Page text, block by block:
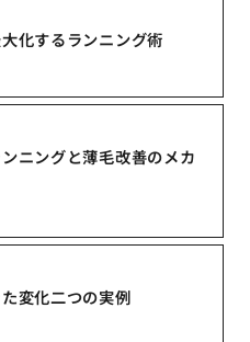
化するランニング術
ニングと薄毛改善のメカ
変化二つの実例